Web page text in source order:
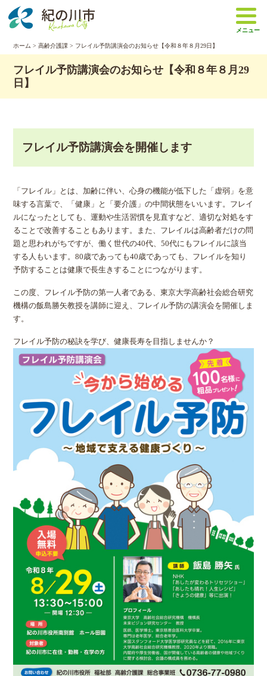
メニュー
ホーム >高齢介護課 > フレイル予防講演会のお知らせ【令和８年８月29日】
フレイル予防講演会のお知らせ【令和８年８月29
日】
フレイル予防講演会を開催します
​「フレイル」とは、加齢に伴い、心身の機能が低下した「虚弱」を意
味する言葉で、「健康」と「要介護」の中間状態をいいます。フレイ
ルになったとしても、運動や生活習慣を見直すなど、適切な対処をす
ることで改善することもあります。また、フレイルは高齢者だけの問
題と思われがちですが、働く世代の40代、50代にもフレイルに該当
する人もいます。80歳であっても40歳であっても、フレイルを知り
予防することは健康で長生きすることにつながります。
この度、フレイル予防の第一人者である、東京大学高齢社会総合研究
機構の飯島勝矢教授を講師に迎え、フレイル予防の講演会を開催しま
す。
フレイル予防の秘訣を学び、健康長寿を目指しませんか？